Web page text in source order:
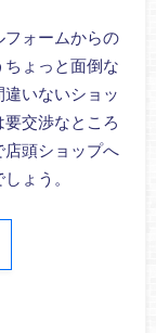
ォームからの
ょっと面倒な
いないショッ
交渉なところ
頭ショップへ
ょう。